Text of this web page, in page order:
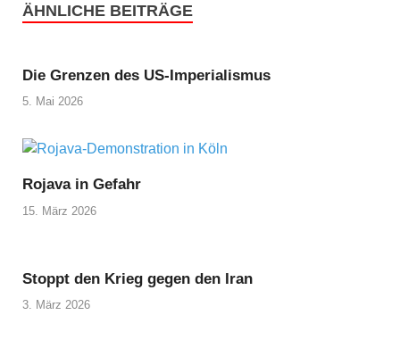
ÄHNLICHE BEITRÄGE
Die Grenzen des US-Imperialismus
5. Mai 2026
Rojava in Gefahr
15. März 2026
Stoppt den Krieg gegen den Iran
3. März 2026